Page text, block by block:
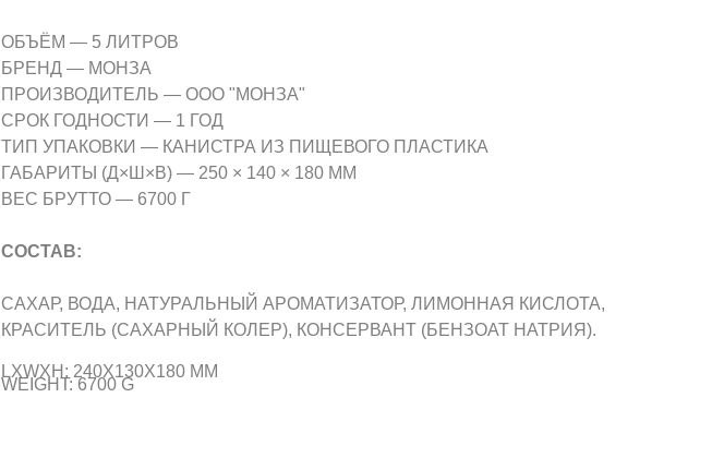
ОБЪЁМ — 5 ЛИТРОВ
БРЕНД — МОНЗА
ПРОИЗВОДИТЕЛЬ — ООО "МОНЗА"
СРОК ГОДНОСТИ — 1 ГОД
ТИП УПАКОВКИ — КАНИСТРА ИЗ ПИЩЕВОГО ПЛАСТИКА
ГАБАРИТЫ (Д×Ш×В) — 250 × 140 × 180 ММ
ВЕС БРУТТО — 6700 Г
СОСТАВ:
САХАР, ВОДА, НАТУРАЛЬНЫЙ АРОМАТИЗАТОР, ЛИМОННАЯ КИСЛОТА,
КРАСИТЕЛЬ (САХАРНЫЙ КОЛЕР), КОНСЕРВАНТ (БЕНЗОАТ НАТРИЯ).
LXWXH: 240X130X180 MM
WEIGHT: 6700 G